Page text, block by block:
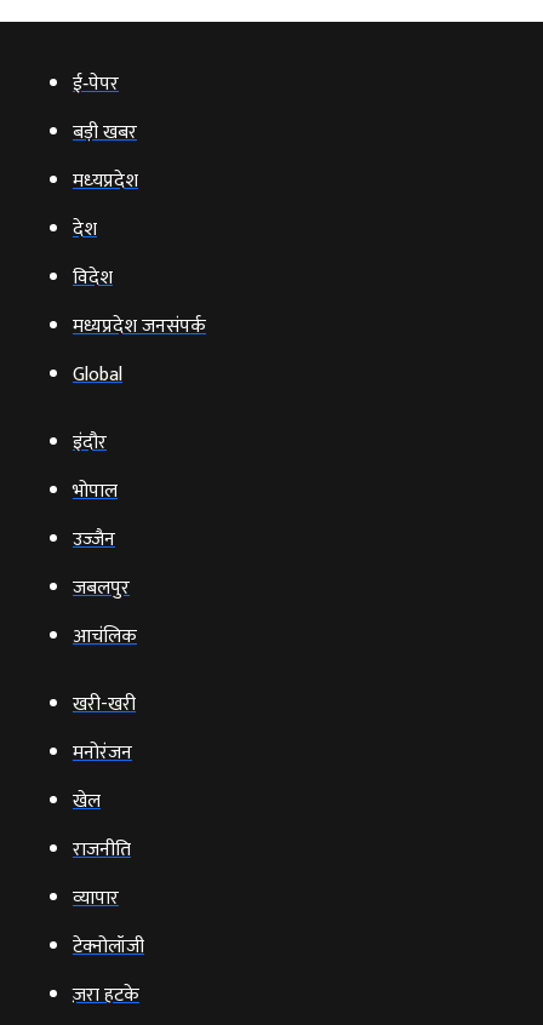
ई‑पेपर
बड़ी खबर
मध्‍यप्रदेश
देश
विदेश
मध्यप्रदेश जनसंपर्क
Global
इंदौर
भोपाल
उज्‍जैन
जबलपुर
आचंलिक
खरी-खरी
मनोरंजन
खेल
राजनीति
व्‍यापार
टेक्‍नोलॉजी
ज़रा हटके